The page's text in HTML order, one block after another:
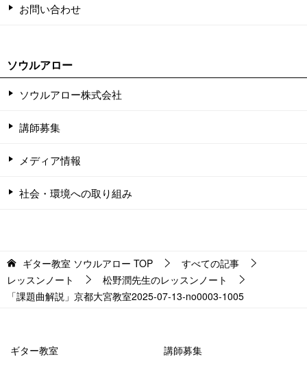
お問い合わせ
ソウルアロー
ソウルアロー株式会社
講師募集
メディア情報
社会・環境への取り組み
ギター教室 ソウルアロー TOP
すべての記事
レッスンノート
松野潤先生のレッスンノート
「課題曲解説」京都大宮教室2025-07-13-no0003-­1005
ギター教室 講師募集